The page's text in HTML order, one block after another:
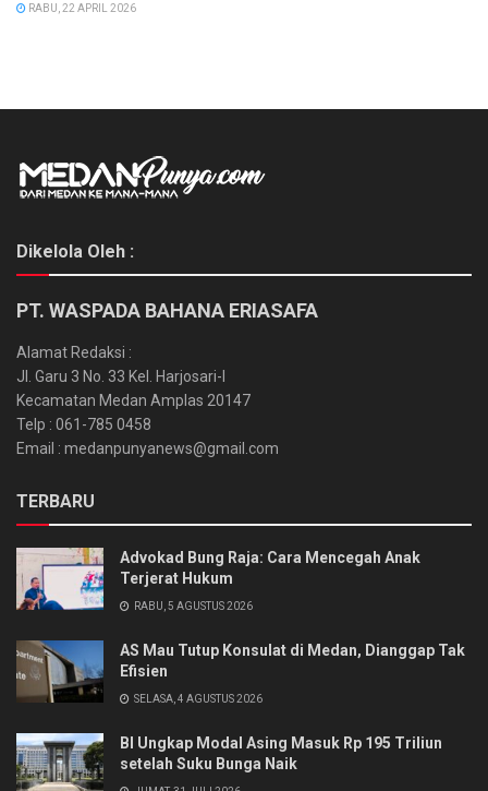
RABU, 22 APRIL 2026
Dikelola Oleh :
PT. WASPADA BAHANA ERIASAFA
Alamat Redaksi :
Jl. Garu 3 No. 33 Kel. Harjosari-I
Kecamatan Medan Amplas 20147
Telp : 061-785 0458
Email : medanpunyanews@gmail.com
TERBARU
Advokad Bung Raja: Cara Mencegah Anak
Terjerat Hukum
RABU, 5 AGUSTUS 2026
AS Mau Tutup Konsulat di Medan, Dianggap Tak
Efisien
SELASA, 4 AGUSTUS 2026
BI Ungkap Modal Asing Masuk Rp 195 Triliun
setelah Suku Bunga Naik